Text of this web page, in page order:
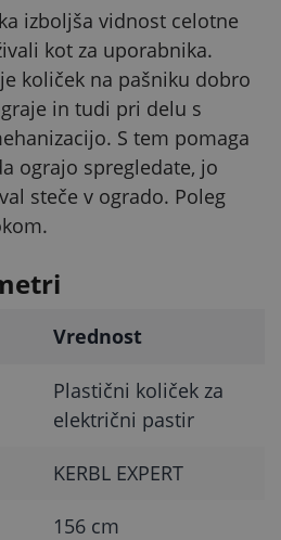
izboljša vidnost celotne
kot za uporabnika.
količek na pašniku dobro
in tudi pri delu s
S tem pomaga
ograjo spregledate, jo
steče v ogrado. Poleg
Vrednost
Plastični količek za
električni pastir
KERBL EXPERT
156 cm